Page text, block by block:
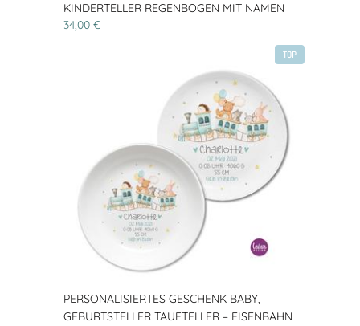
KINDERTELLER REGENBOGEN MIT NAMEN
34,00 €
TOP
PERSONALISIERTES GESCHENK BABY,
GEBURTSTELLER TAUFTELLER – EISENBAHN